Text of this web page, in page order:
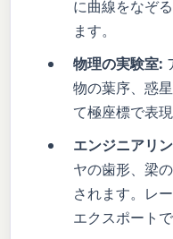
に曲線をなぞ
ます。
物理の実験室:
物の葉序、惑
て極座標で表現
エンジニアリ
ヤの歯形、梁
されます。レ
エクスポートで